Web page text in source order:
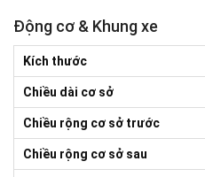
Động cơ & Khung xe
Kích thước
Chiều dài cơ sở
Chiều rộng cơ sở trước
Chiều rộng cơ sở sau